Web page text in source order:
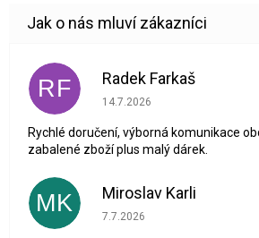
RF Radek Farkaš
Hodnocení obchodu je 5 z 5
14.7.2026
Rychlé doručení, výborná komunikace
zabalené zboží plus malý dárek.
MK Miroslav Karli
Hodnocení obchodu je 5 z 5
7.7.2026